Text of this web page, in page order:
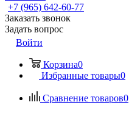
+7 (965) 642-60-77
Заказать звонок
Задать вопрос
Войти
Корзина0
Избранные товары0
Сравнение товаров0